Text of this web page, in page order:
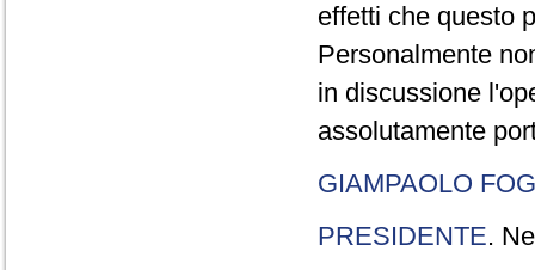
effetti che questo
Personalmente
in discussione
assolutamente
GIAMPAOLO
PRESIDENTE.